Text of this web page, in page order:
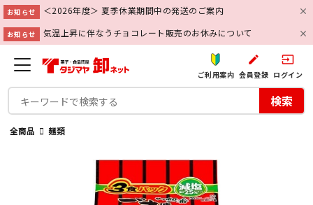
お知らせ ＜2026年度＞ 夏季休業期間中の発送のご案内
お知らせ 気温上昇に伴なうチョコレート販売のお休みについて
ご利用案内
create
会員登録
input
ログイン
検索
全商品 麺類